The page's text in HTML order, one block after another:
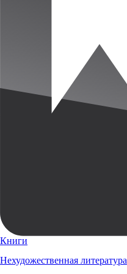
Книги
Нехудожественная литература